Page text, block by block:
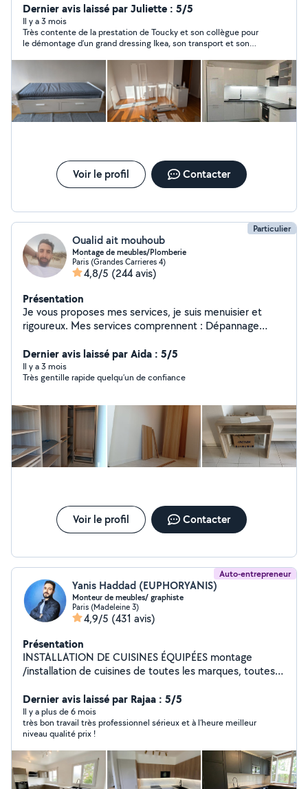
multimédias) avec une précision d'artisan. J'offre
également un service de conciergerie clé en main
incluant l'entretien rigoureux de vos biens Airbnb pour
garantir une expérience voyageur irréprochable.
Dernier avis laissé par Juliette : 5/5
Il y a 3 mois
Très contente de la prestation de Toucky et son collègue pour
le démontage d’un grand dressing Ikea, son transport et son
Voir le profil Contacter
Particulier
Oualid ait mouhoub
Montage de meubles/Plomberie
Paris (Grandes Carrieres 4)
4,8/5 (244 avis)
Présentation
Je vous proposes mes services, je suis menuisier et
rigoureux. Mes services comprennent : Dépannage
Petit Bricolages Le Nettoyage à domicile Le Nettoyage
après chantier Disponible N'hésitez pas pas à me
contacter pour plus d'information.
Dernier avis laissé par Aida : 5/5
Il y a 3 mois
Très gentille rapide quelqu’un de confiance
Voir le profil Contacter
Auto-entrepreneur
Yanis Haddad (EUPHORYANIS)
Monteur de meubles/ graphiste
Paris (Madeleine 3)
4,9/5 (431 avis)
Présentation
INSTALLATION DE CUISINES ÉQUIPÉES montage
/installation de cuisines de toutes les marques, toutes
MEUBLE EN KIT Je suis Bricoleur avec plusieurs années
d'expérience en bâtiment, en bricolage ... je propose
mes services en montage de meubles en kit. site web:
euphoryanis-montage ILLUSTRATEUR / GRAPHISTE
pour toutes vos demandes en graphisme et illustrations
( identité visuelle, affiches, flyer, carte de visite ,
couverture de livre, illustrations )
Dernier avis laissé par Rajaa : 5/5
Il y a plus de 6 mois
très bon travail très professionnel sérieux et à l’heure meilleur
niveau qualité prix !